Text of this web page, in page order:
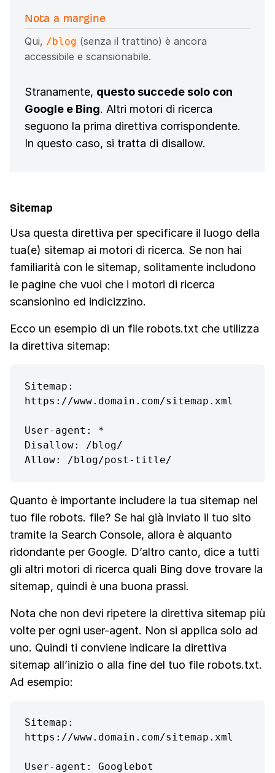
Nota a margine
Qui, /blog (senza il trattino) è ancora
accessibile e scansionabile.
Stranamente, questo succede solo con
Google e Bing. Altri motori di ricerca
seguono la prima direttiva corrispondente.
In questo caso, si tratta di disallow.
Sitemap
Usa questa direttiva per specificare il luogo della
tua(e) sitemap ai motori di ricerca. Se non hai
familiarità con le sitemap, solitamente includono
le pagine che vuoi che i motori di ricerca
scansionino ed indicizzino.
Ecco un esempio di un file robots.txt che utilizza
la direttiva sitemap:
Sitemap:
https://www.domain.com/sitemap.xml
User-agent: *
Disallow: /blog/
Allow: /blog/post-title/
Quanto è importante includere la tua sitemap nel
tuo file robots. file? Se hai già inviato il tuo sito
tramite la Search Console, allora è alquanto
ridondante per Google. D’altro canto, dice a tutti
gli altri motori di ricerca quali Bing dove trovare la
sitemap, quindi è una buona prassi.
Nota che non devi ripetere la direttiva sitemap più
volte per ogni user-agent. Non si applica solo ad
uno. Quindi ti conviene indicare la direttiva
sitemap all’inizio o alla fine del tuo file robots.txt.
Ad esempio:
Sitemap:
https://www.domain.com/sitemap.xml
User-agent: Googlebot